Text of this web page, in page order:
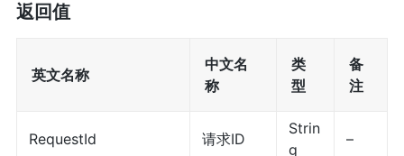
返回值
英文名称
中文名
称
类
型
备
注
RequestId 请求ID
Strin
g
–